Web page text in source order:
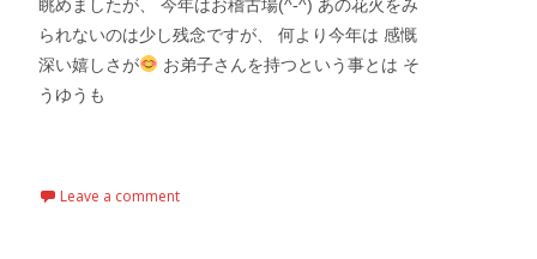
眺めましたが、 今年はお稽古場(^-^) あの花火をみ
られないのは少し残念ですが、 何より今年は 感慨
深い嬉しさが
お弟子さんを持つという事とは そ
うゆうも
Leave a comment